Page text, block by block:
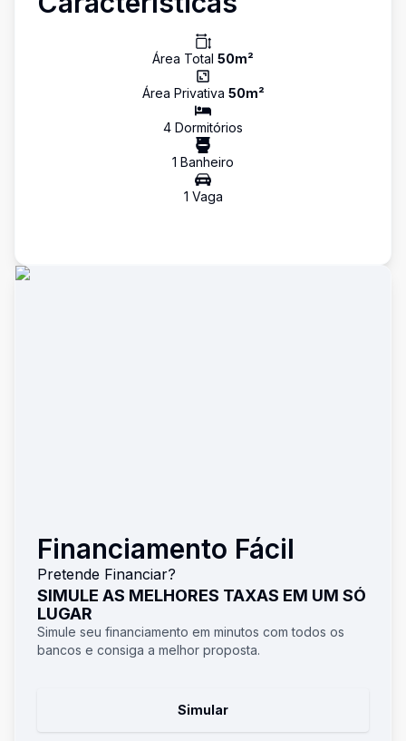
Área Total 50m²
Área Privativa 50m²
4 Dormitórios
1 Banheiro
1 Vaga
Financiamento Fácil
Pretende Financiar?
SIMULE AS MELHORES TAXAS EM UM SÓ
LUGAR
Simule seu financiamento em minutos com todos os
bancos e consiga a melhor proposta.
Simular